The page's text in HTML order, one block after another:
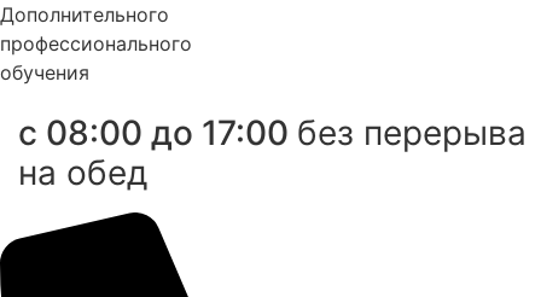
Дополнительного
профессионального
обучения
с 08:00 до 17:00 без перерыва
на обед